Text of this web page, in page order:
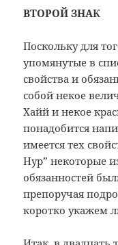
ВТОРОЙ ЗНАК
Поскольку для
упомянутые в
свойства и
собой некое
Хайй и некое
понадобится
имеется тех
Нур” некоторые
обязанностей
препоручая
коротко укажем